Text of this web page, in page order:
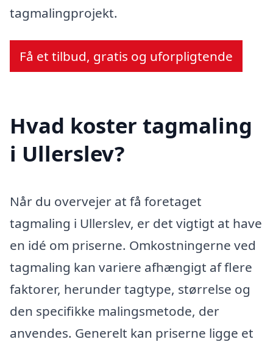
tagmalingprojekt.
Få et tilbud, gratis og uforpligtende
Hvad koster tagmaling
i Ullerslev?
Når du overvejer at få foretaget
tagmaling i Ullerslev, er det vigtigt at have
en idé om priserne. Omkostningerne ved
tagmaling kan variere afhængigt af flere
faktorer, herunder tagtype, størrelse og
den specifikke malingsmetode, der
anvendes. Generelt kan priserne ligge et